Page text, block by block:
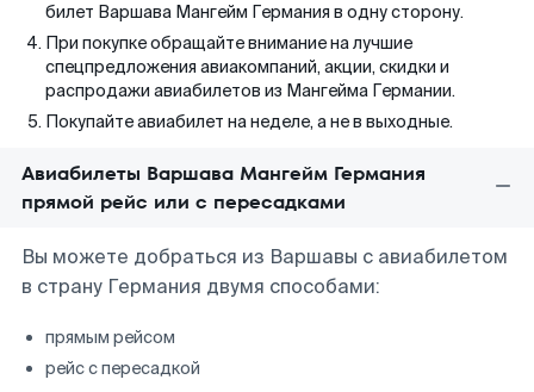
билет Варшава Мангейм Германия в одну сторону.
При покупке обращайте внимание на лучшие
спецпредложения авиакомпаний, акции, скидки и
распродажи авиабилетов из Мангейма Германии.
Покупайте авиабилет на неделе, а не в выходные.
Авиабилеты Варшава Мангейм Германия
прямой рейс или с пересадками
Вы можете добраться из Варшавы с авиабилетом
в страну Германия двумя способами:
прямым рейсом
рейс с пересадкой